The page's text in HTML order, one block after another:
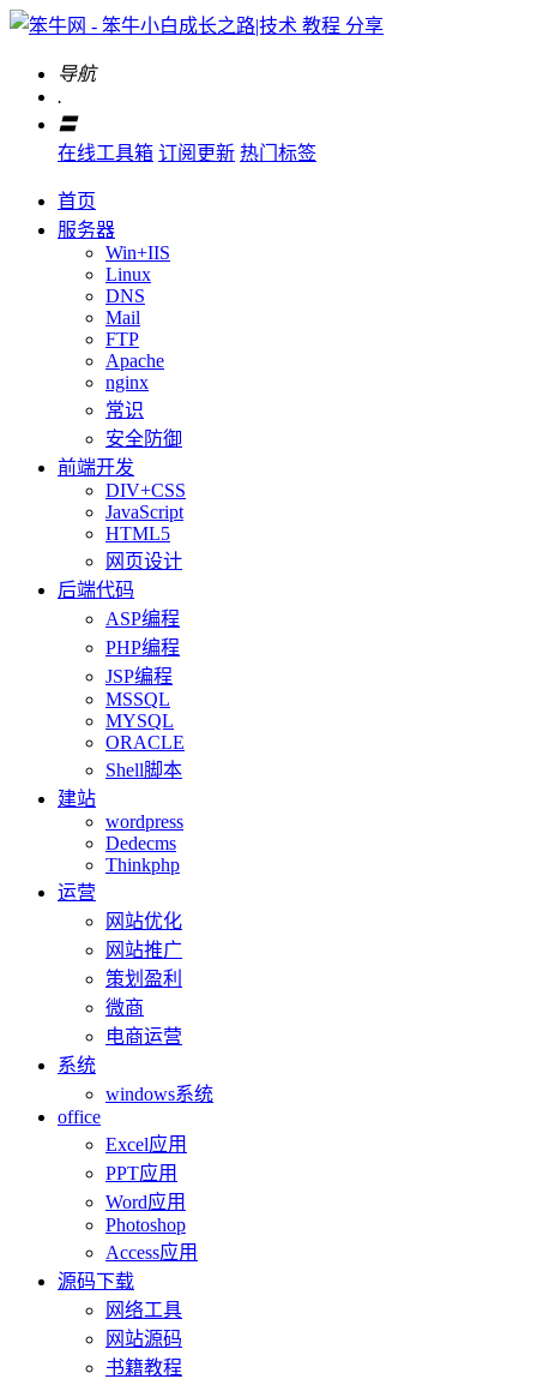
导航
.
〓
在线工具箱 订阅更新 热门标签
首页
服务器
Win+IIS
Linux
DNS
Mail
FTP
Apache
nginx
常识
安全防御
前端开发
DIV+CSS
JavaScript
HTML5
网页设计
后端代码
ASP编程
PHP编程
JSP编程
MSSQL
MYSQL
ORACLE
Shell脚本
建站
wordpress
Dedecms
Thinkphp
运营
网站优化
网站推广
策划盈利
微商
电商运营
系统
windows系统
office
Excel应用
PPT应用
Word应用
Photoshop
Access应用
源码下载
网络工具
网站源码
书籍教程